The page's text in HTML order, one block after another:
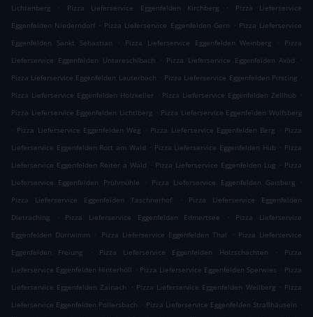
Lichtenberg
. Pizza Lieferservice Eggenfelden Kirchberg .
Pizza Lieferservice
Eggenfelden Niederndorf . Pizza Lieferservice Eggenfelden Gern . Pizza Lieferservice
Eggenfelden Sankt Sebastian
. Pizza Lieferservice Eggenfelden Weinberg .
Pizza
Lieferservice Eggenfelden Untereschlbach
. Pizza Lieferservice Eggenfelden Axöd
.
Pizza Lieferservice Eggenfelden Lauterbach . Pizza Lieferservice Eggenfelden Pirsting .
Pizza Lieferservice Eggenfelden Holzkeller . Pizza Lieferservice Eggenfelden Zellhub .
Pizza Lieferservice Eggenfelden Lichtlberg . Pizza Lieferservice Eggenfelden Wolfsberg
. Pizza Lieferservice Eggenfelden Weg . Pizza Lieferservice Eggenfelden Berg . Pizza
Lieferservice Eggenfelden Rott am Wald . Pizza Lieferservice Eggenfelden Hub . Pizza
Lieferservice Eggenfelden Reiter a Wald . Pizza Lieferservice Eggenfelden Lug . Pizza
Lieferservice Eggenfelden Prühmühle
. Pizza Lieferservice Eggenfelden Gaisberg
.
Pizza Lieferservice Eggenfelden Taschnerhof
.
Pizza Lieferservice Eggenfelden
Dietraching
. Pizza Lieferservice Eggenfelden Edmertsee .
Pizza Lieferservice
Eggenfelden Dürrwimm
. Pizza Lieferservice Eggenfelden Thal . Pizza Lieferservice
Eggenfelden Freiung
. Pizza Lieferservice Eggenfelden Holzschachten .
Pizza
Lieferservice Eggenfelden Hinterhöll . Pizza Lieferservice Eggenfelden Sperwies . Pizza
Lieferservice Eggenfelden Zainach
. Pizza Lieferservice Eggenfelden Weilberg . Pizza
Lieferservice Eggenfelden Pollersbach . Pizza Lieferservice Eggenfelden Straßhäuseln .